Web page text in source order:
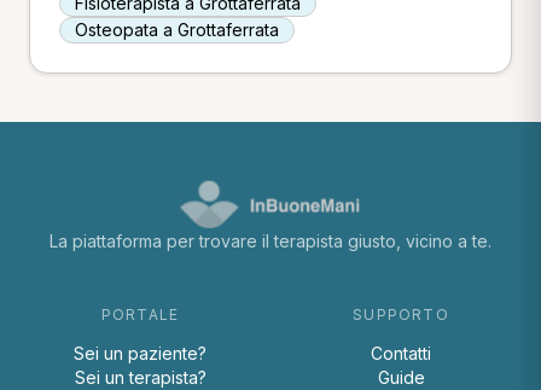
Osteopata a Grottaferrata
La piattaforma per trovare il terapista giusto, vicino a te.
PORTALE
Sei un paziente?
Sei un terapista?
SUPPORTO
Contatti
Guide